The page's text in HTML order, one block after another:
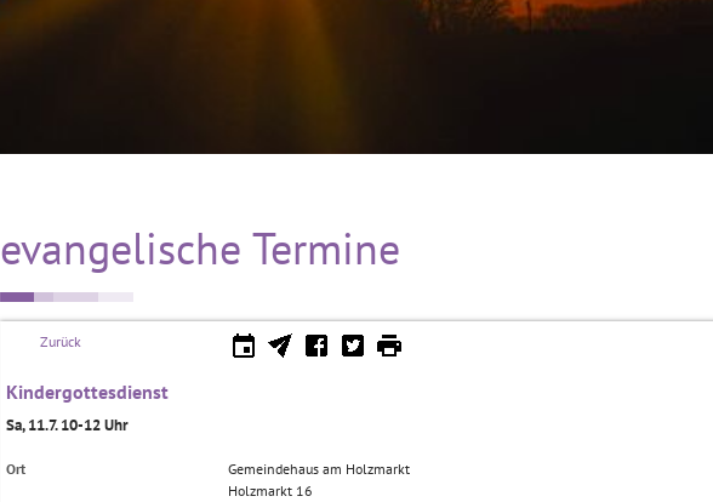
evangelische Termine
Zurück
Kindergottesdienst
Sa, 11.7. 10-12 Uhr
Ort
Gemeindehaus am Holzmarkt
Holzmarkt 16